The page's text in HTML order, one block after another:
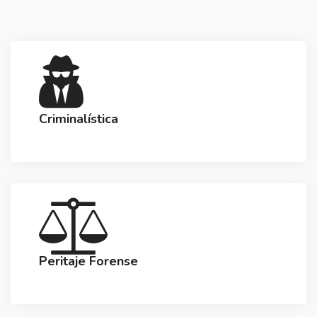
Criminalística
Peritaje Forense